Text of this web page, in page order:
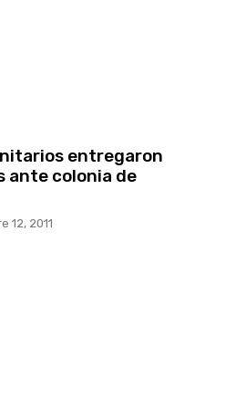
entregaron
ante colonia de
12, 2011